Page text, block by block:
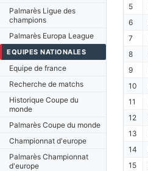
Palmarès Ligue des
champions
Palmarès Europa League
EQUIPES NATIONALES
Equipe de france
Recherche de matchs
Historique Coupe du
monde
Palmarès Coupe du monde
Championnat d'europe
Palmarès Championnat
d'europe
5
6
7
8
9
10
11
12
13
14
15